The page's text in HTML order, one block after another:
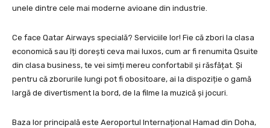
unele dintre cele mai moderne avioane din industrie.
Ce face Qatar Airways specială? Serviciile lor! Fie că zbori la clasa
economică sau îți dorești ceva mai luxos, cum ar fi renumita Qsuite
din clasa business, te vei simți mereu confortabil și răsfățat. Și
pentru că zborurile lungi pot fi obositoare, ai la dispoziție o gamă
largă de divertisment la bord, de la filme la muzică și jocuri.
Baza lor principală este Aeroportul Internațional Hamad din Doha,